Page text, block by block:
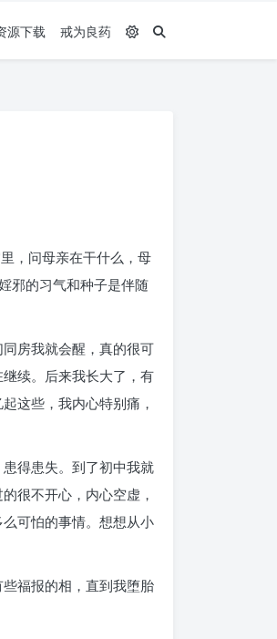
源下载 戒为良药
，问母亲在干什么，母
邪的习气和种子是伴随
房我就会醒，真的很可
续。后来我长大了，有
这些，我内心特别痛，
得患失。到了初中我就
很不开心，内心空虚，
可怕的事情。想想从小
福报的相，直到我堕胎